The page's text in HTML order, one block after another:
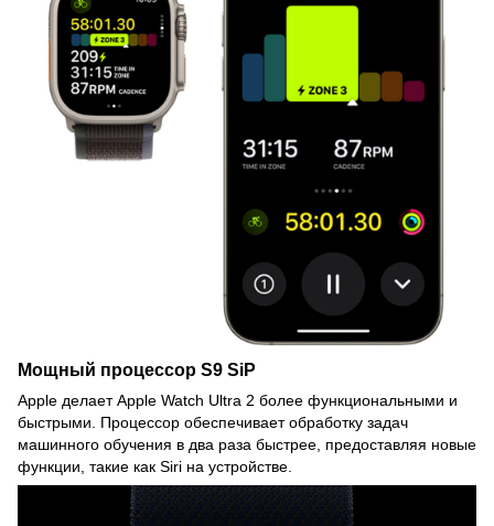
Мощный процессор S9 SiP
Apple делает Apple Watch Ultra 2 более функциональными и
быстрыми. Процессор обеспечивает обработку задач
машинного обучения в два раза быстрее, предоставляя новые
функции, такие как Siri на устройстве.